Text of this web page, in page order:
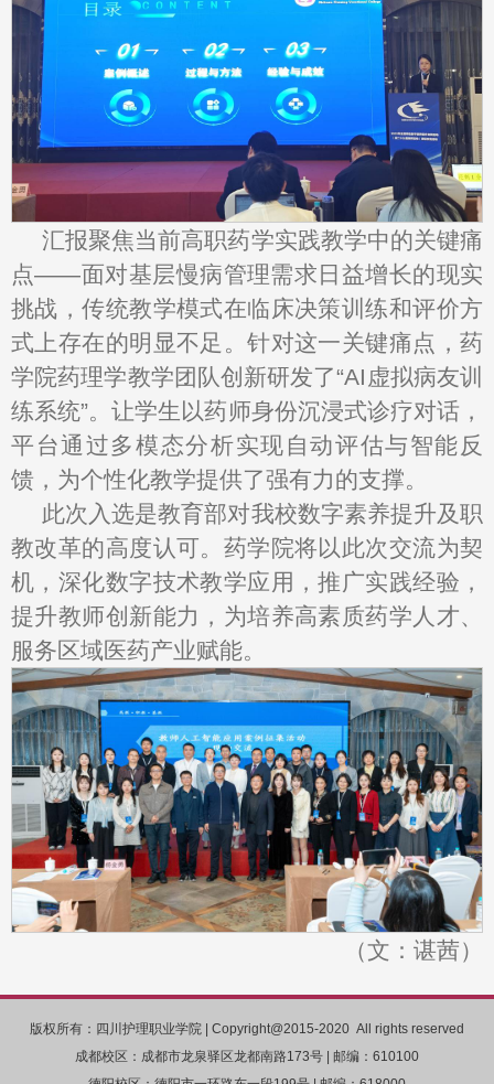
汇报聚焦当前高职药学实践教学中的关键痛
点——面对基层慢病管理需求日益增长的现实
挑战，传统教学模式在临床决策训练和评价方
式上存在的明显不足。针对这一关键痛点，药
学院药理学教学团队创新研发了“AI虚拟病友训
练系统”。让学生以药师身份沉浸式诊疗对话，
平台通过多模态分析实现自动评估与智能反
馈，为个性化教学提供了强有力的支撑。
此次入选是教育部对我校数字素养提升及职
教改革的高度认可。药学院将以此次交流为契
机，深化数字技术教学应用，推广实践经验，
提升教师创新能力，为培养高素质药学人才、
服务区域医药产业赋能。
（文：谌茜）
版权所有：四川护理职业学院 | Copyright@2015-2020 All rights reserved
成都校区：成都市龙泉驿区龙都南路173号 | 邮编：610100